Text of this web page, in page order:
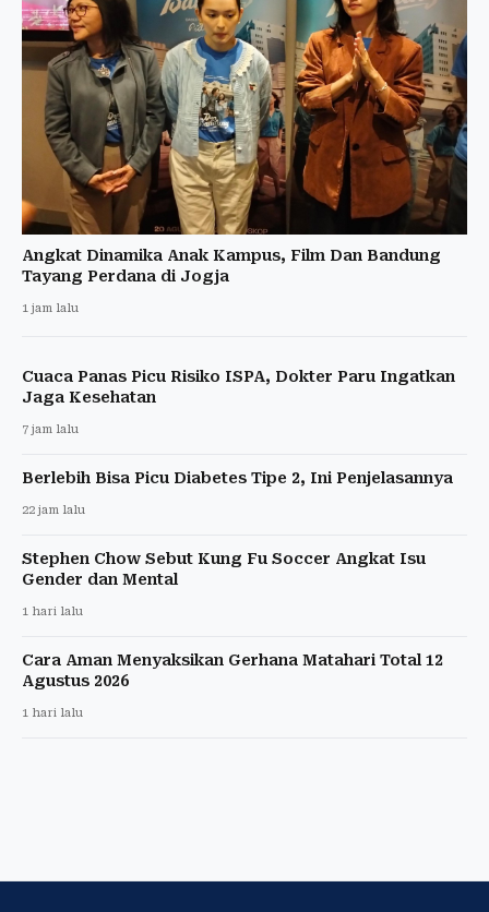
Angkat Dinamika Anak Kampus, Film Dan Bandung
Tayang Perdana di Jogja
1 jam lalu
Cuaca Panas Picu Risiko ISPA, Dokter Paru Ingatkan
Jaga Kesehatan
7 jam lalu
Berlebih Bisa Picu Diabetes Tipe 2, Ini Penjelasannya
22 jam lalu
Stephen Chow Sebut Kung Fu Soccer Angkat Isu
Gender dan Mental
1 hari lalu
Cara Aman Menyaksikan Gerhana Matahari Total 12
Agustus 2026
1 hari lalu